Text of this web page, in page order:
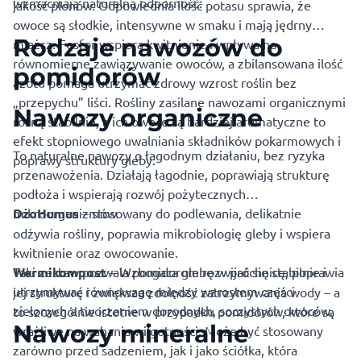
jakość plonów. Odpowiednia ilość potasu sprawia, że
owoce są słodkie, intensywne w smaku i mają jędrny
miąższ. Fosfor wspiera kwitnienie i wpływa na
równomierne zawiązywanie owoców, a zbilansowana ilość
azotu pomaga utrzymać zdrowy wzrost roślin bez
„przepychu” liści. Rośliny zasilane nawozami organicznymi
rosną stabilnie, a ich owoce są bardziej aromatyczne to
efekt stopniowego uwalniania składników pokarmowych i
poprawy struktury gleby.
Rodzaje nawozów do
pomidorów
Nawozy organiczne
To naturalnenawozyo łagodnym działaniu, bez ryzyka
przenawożenia. Działają łagodnie, poprawiają strukturę
podłoża i wspierają rozwój pożytecznych
mikroorganizmów.
DżoHumus– stosowany do podlewania, delikatnie
odżywia rośliny, poprawia mikrobiologię gleby i wspiera
kwitnienie oraz owocowanie.
Wermikompost– Wzbogaca glebę w próchnicę, poprawia
jej strukturę i zwiększa zdolność zatrzymywania wody – a
to szczególnie istotne w przypadku pomidorów, które są
wrażliwe na wahania wilgotności. Może być stosowany
zarówno przed sadzeniem, jak i jako ściółka, która
Taki zestaw pozwala pomidorom rozwijać się stabilnie i
utrzymywać równowagę między wzrostem części
zielonych a tworzeniem dorodnych, soczystych owoców.
Nawozy mineralne